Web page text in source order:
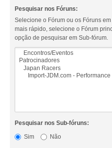
Pesquisar nos Fóruns:
Selecione o Fórum ou os Fóruns
mais rápido, selecione o Fórum
opção de pesquisar em Sub-fórum.
Pesquisar nos Sub-fóruns:
Sim
Não